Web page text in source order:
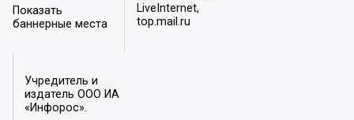
Показать
баннерные места
LiveInternet,
top.mail.ru
Учредитель и
издатель ООО ИА
«Инфорос».